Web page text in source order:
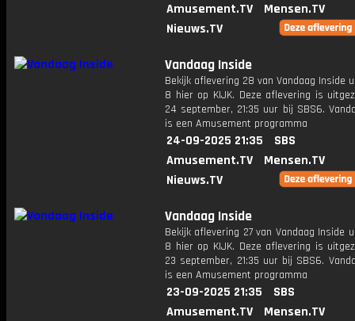
Amusement.TV
Mensen.TV
Nieuws.TV
Vandaag Inside
Bekijk aflevering 28 van Vandaag Inside
8 hier op KIJK. Deze aflevering is
24 september, 21:35 uur bij SBS6.
is een Amusement programma
24-09-2025 21:35
SBS
Amusement.TV
Mensen.TV
Nieuws.TV
Vandaag Inside
Bekijk aflevering 27 van Vandaag Inside
8 hier op KIJK. Deze aflevering is
23 september, 21:35 uur bij SBS6.
is een Amusement programma
23-09-2025 21:35
SBS
Amusement.TV
Mensen.TV